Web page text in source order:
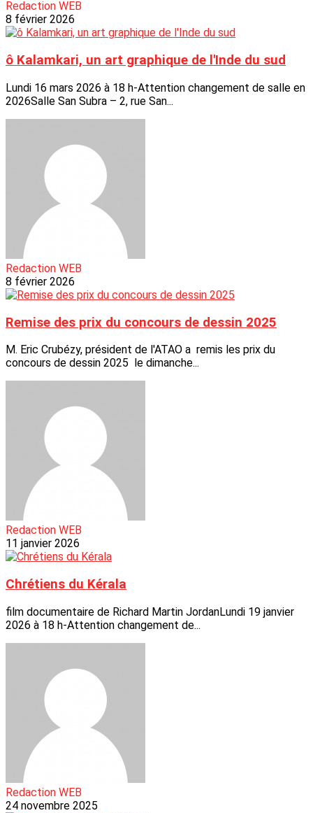
Redaction WEB
8 février 2026
ô Kalamkari, un art graphique de l'Inde du sud
Lundi 16 mars 2026 à 18 h-Attention changement de salle en
2026Salle San Subra – 2, rue San...
Redaction WEB
8 février 2026
Remise des prix du concours de dessin 2025
M. Eric Crubézy, président de l'ATAO a remis les prix du
concours de dessin 2025 le dimanche...
Redaction WEB
11 janvier 2026
Chrétiens du Kérala
film documentaire de Richard Martin JordanLundi 19 janvier
2026 à 18 h-Attention changement de...
Redaction WEB
24 novembre 2025